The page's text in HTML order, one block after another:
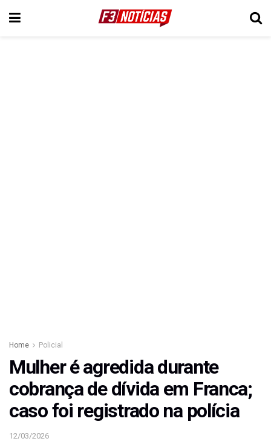
Home Policial
Mulher é agredida durante
cobrança de dívida em Franca;
caso foi registrado na polícia
12/03/2026